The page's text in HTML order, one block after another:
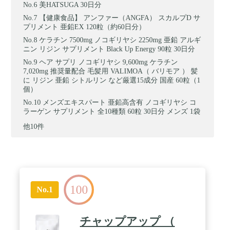
美HATSUGA 30日分
【健康食品】 アンファー（ANGFA） スカルプD サ
プリメント 亜鉛EX 120粒（約60日分）
ケラチン 7500mg ノコギリヤシ 2250mg 亜鉛 アルギ
ニン リジン サプリメント Black Up Energy 90粒 30日分
ヘア サプリ ノコギリヤシ 9,600mg ケラチン
7,020mg 推奨量配合 毛髪用 VALIMOA（ バリモア ） 髪
に リジン 亜鉛 シトルリン など厳選15成分 国産 60粒（1
個）
メンズエキスパート 亜鉛高含有 ノコギリヤシ コ
ラーゲン サプリメント 全10種類 60粒 30日分 メンズ 1袋
他10件
No.1 100
チャップアップ （